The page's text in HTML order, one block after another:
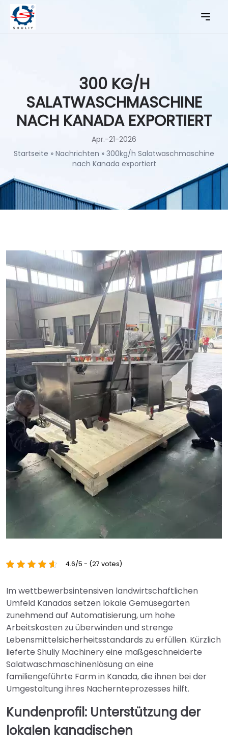
300 KG/H
SALATWASCHMASCHINE
NACH KANADA EXPORTIERT
Apr.-21-2026
Startseite » Nachrichten » 300kg/h Salatwaschmaschine
nach Kanada exportiert
4.6/5 - (27 votes)
Im wettbewerbsintensiven landwirtschaftlichen
Umfeld Kanadas setzen lokale Gemüsegärten
zunehmend auf Automatisierung, um hohe
Arbeitskosten zu überwinden und strenge
Lebensmittelsicherheitsstandards zu erfüllen. Kürzlich
lieferte Shuliy Machinery eine maßgeschneiderte
Salatwaschmaschinenlösung an eine
familiengeführte Farm in Kanada, die ihnen bei der
Umgestaltung ihres Nachernteprozesses hilft.
Kundenprofil: Unterstützung der
lokalen kanadischen